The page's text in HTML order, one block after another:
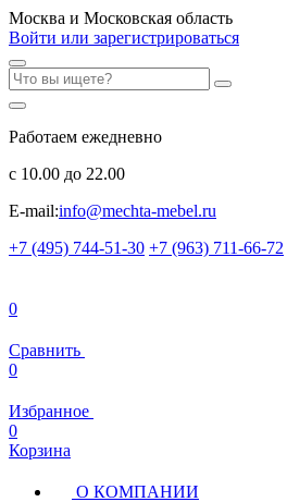
Москва и Московская область
Войти или зарегистрироваться
Работаем ежедневно
с 10.00 до 22.00
E-mail:info@mechta-mebel.ru
+7 (495) 744-51-30 +7 (963) 711-66-72
0
Сравнить
0
Избранное
0
Корзина
О КОМПАНИИ